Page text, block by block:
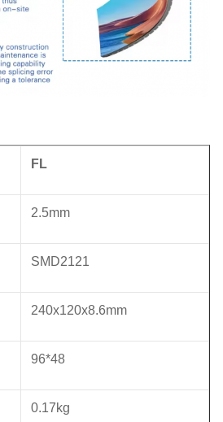
FL
2.5mm
SMD2121
240x120x8.6mm
96*48
0.17kg